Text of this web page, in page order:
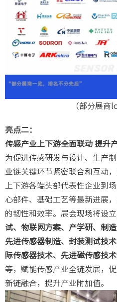
（部分展商
亮点二：
传感产业上下游全面联动 提升
为促进传感研发与设计、生产
业链关键环节紧密联合和互动
上下游各端头部代表性企业到
心部件、基础工艺等最新进展
的韧性和效率。展会现场将设立
试、物联网方案、产学研、制
先进传感器制造、封装测试技
际传感器技术、先进磁传感技
等，赋能传感产业全链发展，
新链融合，提升产业附加值。